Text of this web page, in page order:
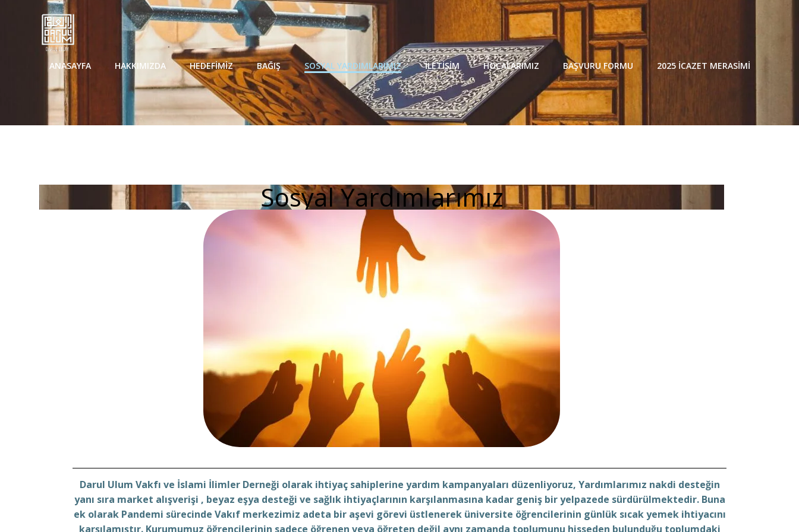
ANASAYFA HAKKIMIZDA HEDEFIMIZ BAĞIŞ SOSYAL YARDIMLARIMIZ İLETIŞIM HOCALARIMIZ BAŞVURU FORMU 2025 İCAZET MERASIMI
Sosyal Yardımlarımız
Darul Ulum Vakfı ve İslami İlimler Derneği olarak ihtiyaç sahiplerine yardım kampanyaları düzenliyoruz, Yardımlarımız nakdi desteğin
yanı sıra market alışverişi , beyaz eşya desteği ve sağlık ihtiyaçlarının karşılanmasına kadar geniş bir yelpazede sürdürülmektedir. Buna
ek olarak Pandemi sürecinde Vakıf merkezimiz adeta bir aşevi görevi üstlenerek üniversite öğrencilerinin günlük sıcakyemek ihtiyacını
karşılamıştır. Kurumumuz öğrencilerinin sadece öğrenen veya öğreten değil aynı zamanda toplumunu hisseden bulunduğu toplumdaki